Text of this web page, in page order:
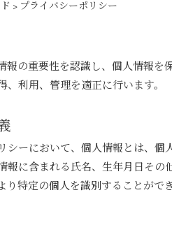
> プライバシーポリシー
報の重要性を認識し、個人情報
、利用、管理を適正に行います。
シーにおいて、個人情報とは、
報に含まれる氏名、生年月日そ
り特定の個人を識別することが